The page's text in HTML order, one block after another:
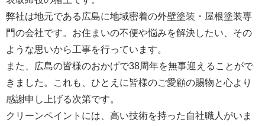
弊社は地元である広島に地域密着の外壁塗装・屋根塗装専
門の会社です。お住まいの不便や悩みを解決したい、その
ような思いから工事を行っています。
また、広島の皆様のおかげで38周年を無事迎えることがで
きました。これも、ひとえに皆様のご愛顧の賜物と心より
感謝申し上げる次第です。
クリーンペイントには、高い技術を持った自社職人がいま